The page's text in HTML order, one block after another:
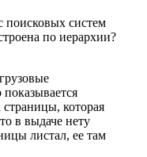
поисковых систем
по иерархии?
страницы, которая
в выдаче нету
листал, ее там